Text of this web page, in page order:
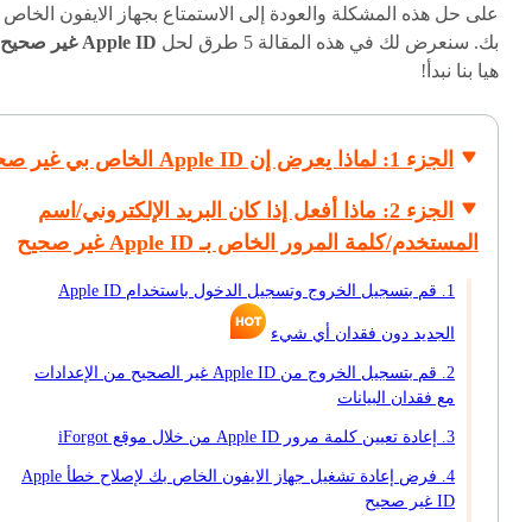
على حل هذه المشكلة والعودة إلى الاستمتاع بجهاز الايفون الخاص
بك. سنعرض لك في هذه المقالة 5 طرق لحل
Apple ID غير صحيح.
هيا بنا نبدأ!
الجزء 1: لماذا يعرض إن Apple ID الخاص بي غير صحيح
الجزء 2: ماذا أفعل إذا كان البريد الإلكتروني/اسم
المستخدم/كلمة المرور الخاص بـ Apple ID غير صحيح
1. قم بتسجيل الخروج وتسجيل الدخول باستخدام Apple ID
الجديد دون فقدان أي شيء
2. قم بتسجيل الخروج من Apple ID غير الصحيح من الإعدادات
مع فقدان البيانات
3. إعادة تعيين كلمة مرور Apple ID من خلال موقع iForgot
4. فرض إعادة تشغيل جهاز الايفون الخاص بك لإصلاح خطأ Apple
ID غير صحيح